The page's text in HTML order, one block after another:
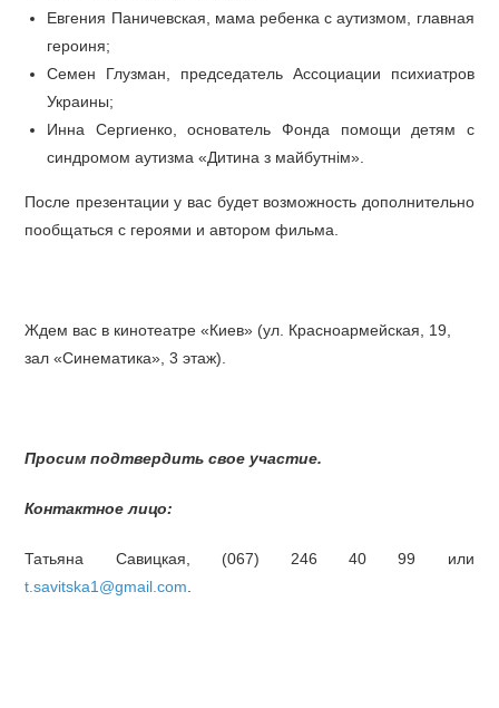
Евгения Паничевская, мама ребенка с аутизмом, главная
героиня;
Семен Глузман, председатель Ассоциации психиатров
Украины;
Инна Сергиенко, основатель Фонда помощи детям с
синдромом аутизма «Дитина з майбутнім».
После презентации у вас будет возможность дополнительно
пообщаться с героями и автором фильма.
Ждем вас в кинотеатре «Киев» (ул. Красноармейская, 19,
зал «Синематика», 3 этаж).
Просим подтвердить свое участие.
Контактное лицо:
Татьяна Савицкая, (067) 246 40 99 или
t.savitska1@gmail.com